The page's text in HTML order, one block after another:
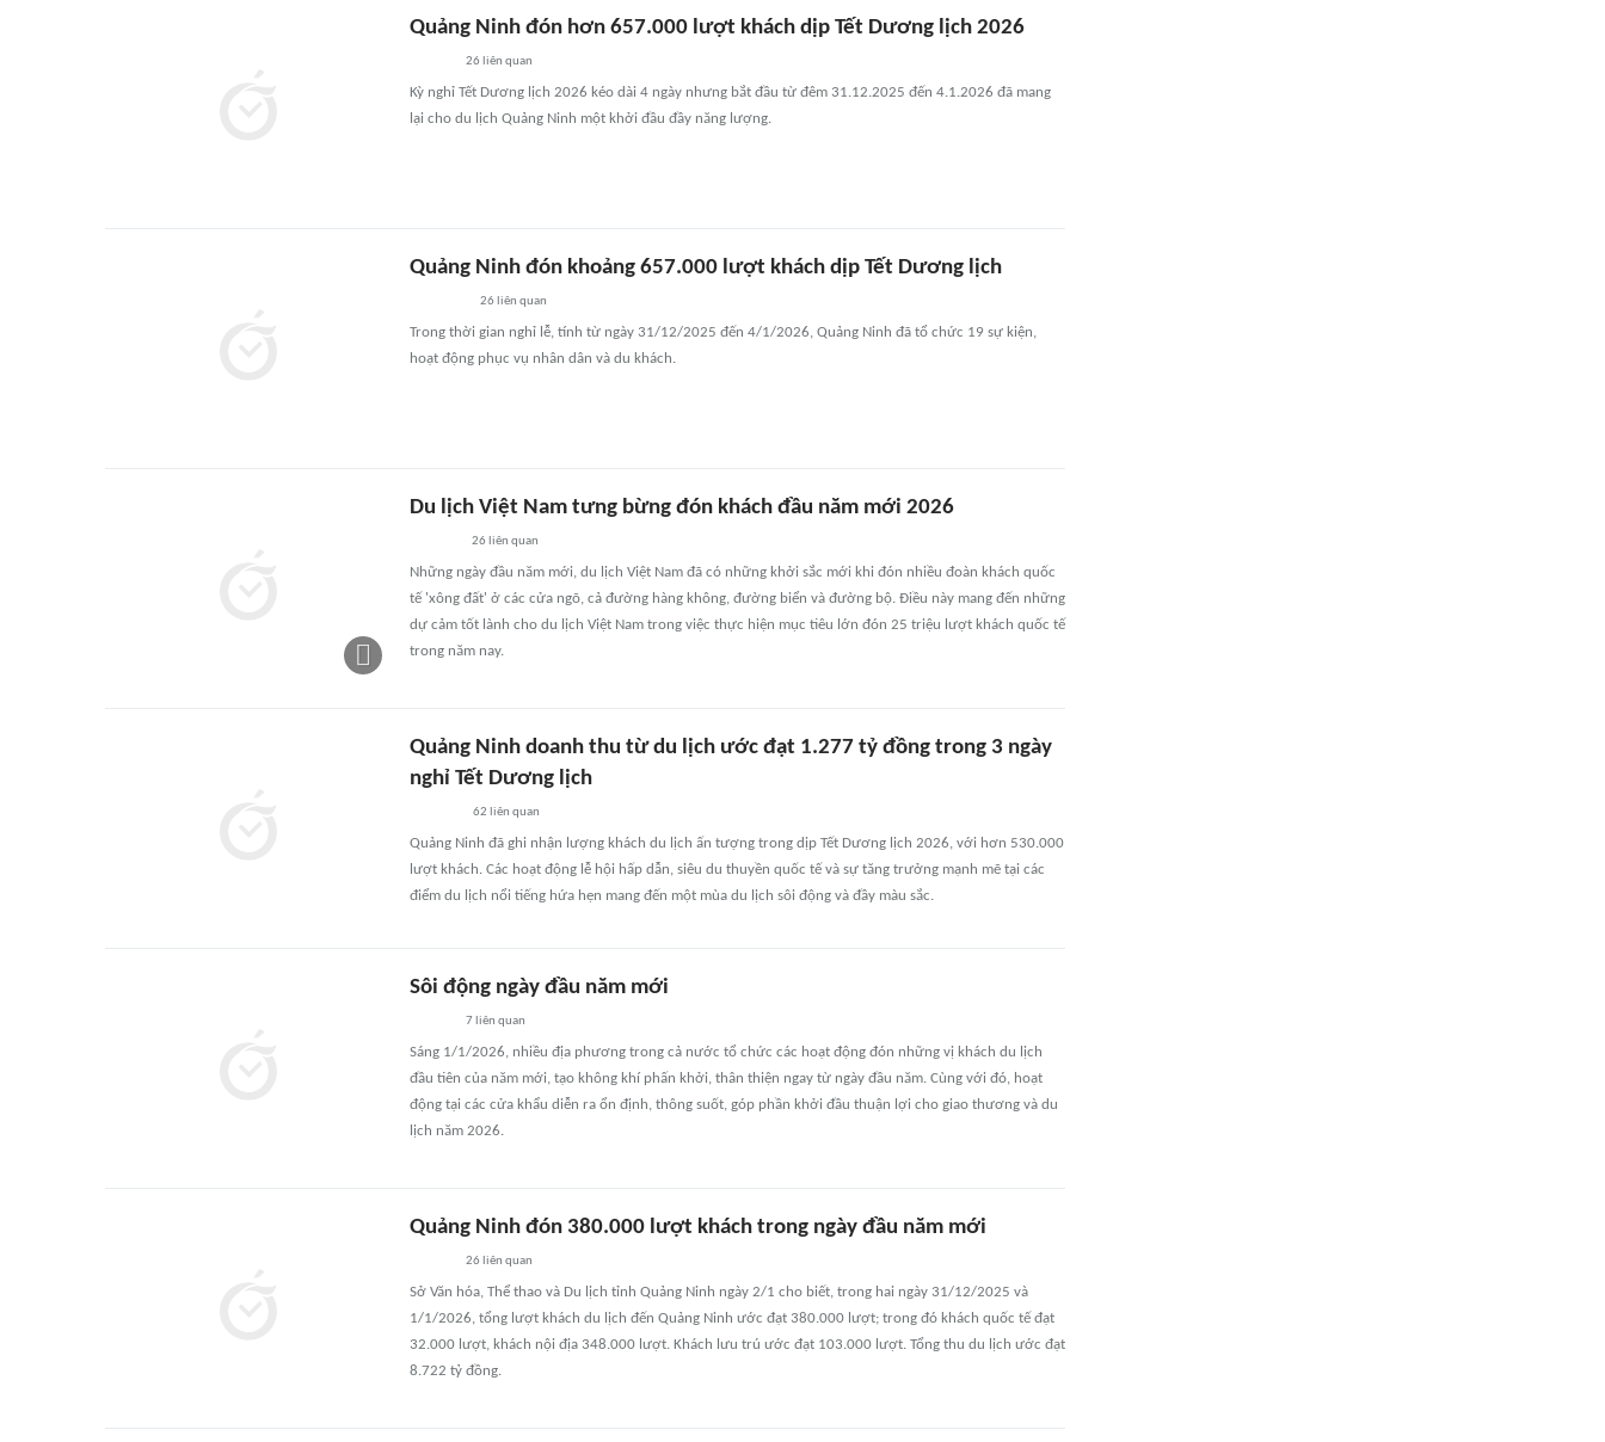
Quảng Ninh đón hơn 657.000 lượt khách dịp Tết Dương lịch 2026
26 liên quan
Kỳ nghỉ Tết Dương lịch 2026 kéo dài 4 ngày nhưng bắt đầu từ đêm 31.12.2025 đến 4.1.2026 đã mang
lại cho du lịch Quảng Ninh một khởi đầu đầy năng lượng.
Quảng Ninh đón khoảng 657.000 lượt khách dịp Tết Dương lịch
26 liên quan
Trong thời gian nghỉ lễ, tính từ ngày 31/12/2025 đến 4/1/2026, Quảng Ninh đã tổ chức 19 sự kiện,
hoạt động phục vụ nhân dân và du khách.
Du lịch Việt Nam tưng bừng đón khách đầu năm mới 2026
26 liên quan
Những ngày đầu năm mới, du lịch Việt Nam đã có những khởi sắc mới khi đón nhiều đoàn khách quốc
tế 'xông đất' ở các cửa ngõ, cả đường hàng không, đường biển và đường bộ. Điều này mang đến những
dự cảm tốt lành cho du lịch Việt Nam trong việc thực hiện mục tiêu lớn đón 25 triệu lượt khách quốc tế
trong năm nay.
Quảng Ninh doanh thu từ du lịch ước đạt 1.277 tỷ đồng trong 3 ngày
nghỉ Tết Dương lịch
62 liên quan
Quảng Ninh đã ghi nhận lượng khách du lịch ấn tượng trong dịp Tết Dương lịch 2026, với hơn 530.000
lượt khách. Các hoạt động lễ hội hấp dẫn, siêu du thuyền quốc tế và sự tăng trưởng mạnh mẽ tại các
điểm du lịch nổi tiếng hứa hẹn mang đến một mùa du lịch sôi động và đầy màu sắc.
Sôi động ngày đầu năm mới
7 liên quan
Sáng 1/1/2026, nhiều địa phương trong cả nước tổ chức các hoạt động đón những vị khách du lịch
đầu tiên của năm mới, tạo không khí phấn khởi, thân thiện ngay từ ngày đầu năm. Cùng với đó, hoạt
động tại các cửa khẩu diễn ra ổn định, thông suốt, góp phần khởi đầu thuận lợi cho giao thương và du
lịch năm 2026.
Quảng Ninh đón 380.000 lượt khách trong ngày đầu năm mới
26 liên quan
Sở Văn hóa, Thể thao và Du lịch tỉnh Quảng Ninh ngày 2/1 cho biết, trong hai ngày 31/12/2025 và
1/1/2026, tổng lượt khách du lịch đến Quảng Ninh ước đạt 380.000 lượt; trong đó khách quốc tế đạt
32.000 lượt, khách nội địa 348.000 lượt. Khách lưu trú ước đạt 103.000 lượt. Tổng thu du lịch ước đạt
8.722 tỷ đồng.